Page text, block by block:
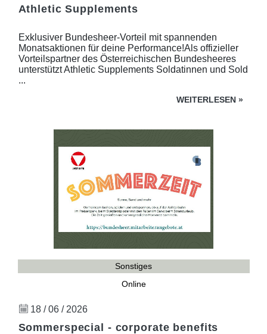
Athletic Supplements
Exklusiver Bundesheer-Vorteil mit spannenden
Monatsaktionen für deine Performance!Als offizieller
Vorteilspartner des Österreichischen Bundesheeres
unterstützt Athletic Supplements Soldatinnen und Sold
...
WEITERLESEN »
Sonstiges
Online
18 / 06 / 2026
Sommerspecial - corporate benefits